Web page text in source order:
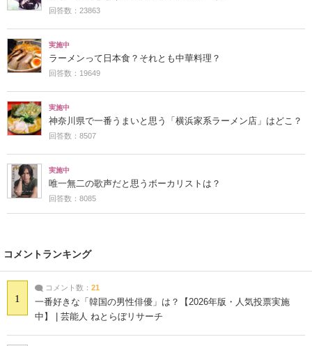
回答数：23863
実施中
ラーメンって日本食？それとも中華料理？
回答数：19649
実施中
神奈川県で一番うまいと思う「横浜家系ラーメン店」はどこ？
回答数：8507
実施中
唯一無二の歌声だと思うボーカリストは？
回答数：8085
コメントランキング
1
コメント数： 21
一番好きな「韓国の男性俳優」は？【2026年版・人気投票実施
中】 | 芸能人 ねとらぼリサーチ